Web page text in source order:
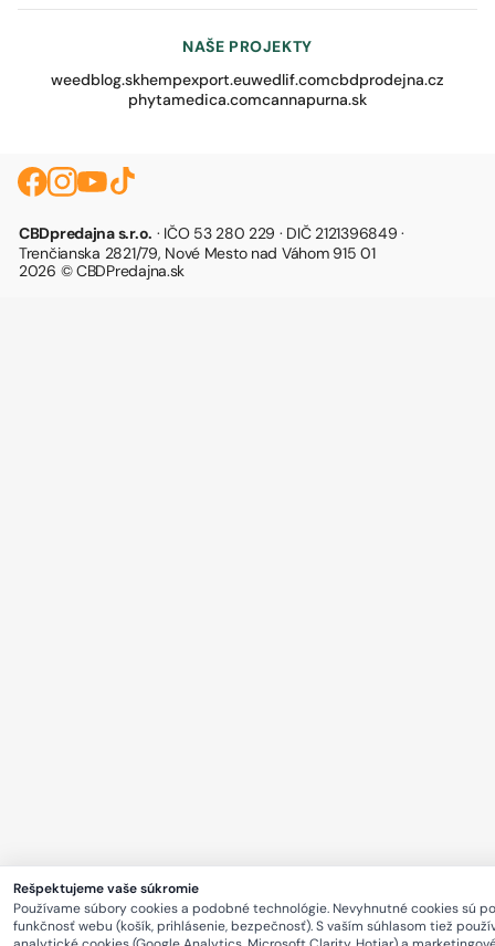
NAŠE PROJEKTY
weedblog.skhempexport.euwedlif.comcbdprodejna.cz
phytamedica.comcannapurna.sk
CBDpredajna s.r.o. · IČO 53 280 229 · DIČ 2121396849 ·
Trenčianska 2821/79, Nové Mesto nad Váhom 915 01
2026 © CBDPredajna.sk
Rešpektujeme vaše súkromie
Používame súbory cookies a podobné technológie. Nevyhnutné cookies sú
funkčnosť webu (košík, prihlásenie, bezpečnosť). S vaším súhlasom tiež